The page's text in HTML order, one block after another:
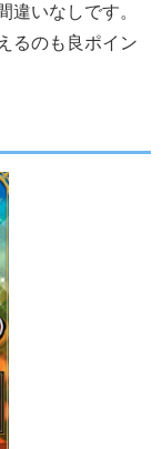
違いなしです。
るのも良ポイン